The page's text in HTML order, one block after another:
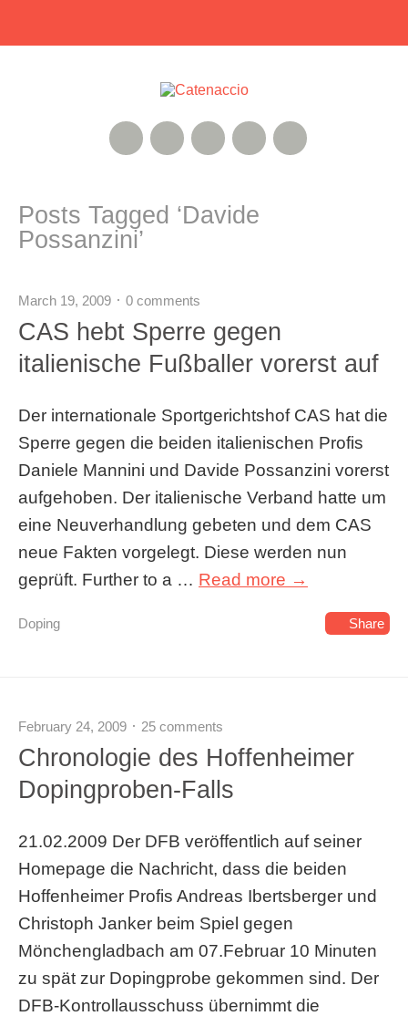
Twitter
Google+
Instagram
Xing
RSS Feed
Posts Tagged ‘Davide
Possanzini’
March 19, 2009 0 comments
CAS hebt Sperre gegen
italienische Fußballer vorerst auf
Der internationale Sportgerichtshof CAS hat die
Sperre gegen die beiden italienischen Profis
Daniele Mannini und Davide Possanzini vorerst
aufgehoben. Der italienische Verband hatte um
eine Neuverhandlung gebeten und dem CAS
neue Fakten vorgelegt. Diese werden nun
geprüft. Further to a … Read more →
Doping Share
February 24, 2009 25 comments
Chronologie des Hoffenheimer
Dopingproben-Falls
21.02.2009 Der DFB veröffentlich auf seiner
Homepage die Nachricht, dass die beiden
Hoffenheimer Profis Andreas Ibertsberger und
Christoph Janker beim Spiel gegen
Mönchengladbach am 07.Februar 10 Minuten
zu spät zur Dopingprobe gekommen sind. Der
DFB-Kontrollausschuss übernimmt die